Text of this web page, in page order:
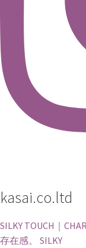
kasai.co.ltd
SILKY TOUCH｜
存在感。 SILKY